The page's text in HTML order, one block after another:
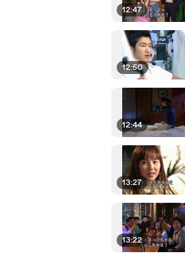
12:47
12:50
12:44
13:27
13:22